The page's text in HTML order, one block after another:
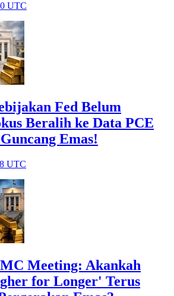
UTC
Fed Belum
Beralih ke Data PCE
Emas!
UTC
Meeting: Akankah
for Longer' Terus